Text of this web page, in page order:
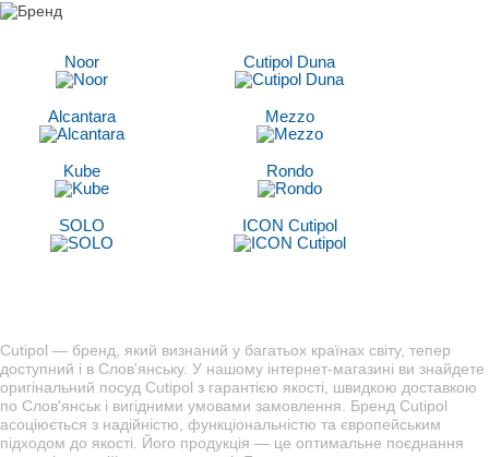
Noor Cutipol Duna
Alcantara Mezzo
Kube Rondo
SOLO ICON Cutipol
Cutipol — бренд, який визнаний у багатьох країнах світу, тепер
доступний і в Слов'янську. У нашому інтернет-магазині ви знайдете
оригінальний посуд Cutipol з гарантією якості, швидкою доставкою
по Слов'янськ і вигідними умовами замовлення. Бренд Cutipol
асоціюється з надійністю, функціональністю та європейським
підходом до якості. Його продукція — це оптимальне поєднання